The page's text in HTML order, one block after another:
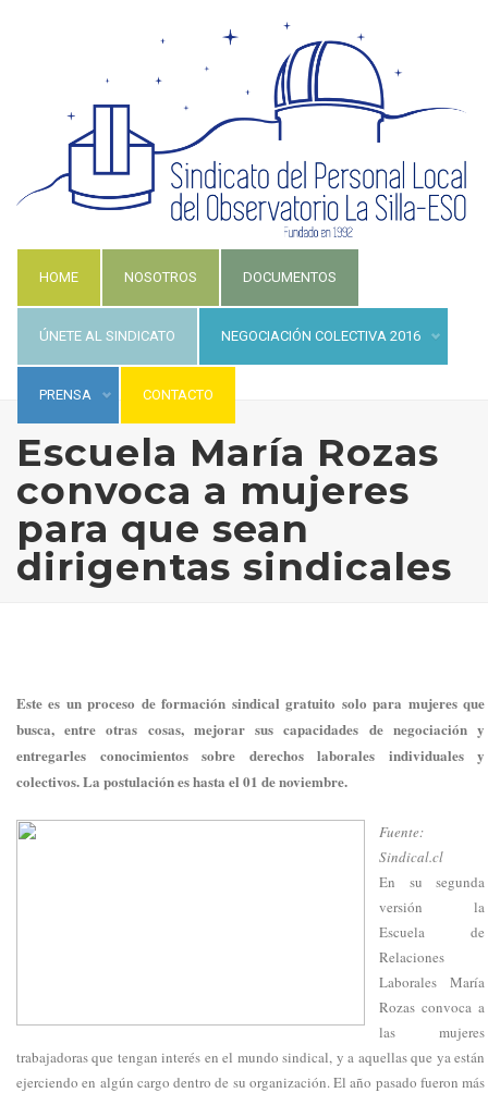
HOME NOSOTROS DOCUMENTOS
ÚNETE AL SINDICATO NEGOCIACIÓN COLECTIVA 2016
PRENSA CONTACTO
Escuela María Rozas
convoca a mujeres
para que sean
dirigentas sindicales
Este es un proceso de formación sindical gratuito solo para mujeres que
busca, entre otras cosas, mejorar sus capacidades de negociación y
entregarles conocimientos sobre derechos laborales individuales y
colectivos. La postulación es hasta el 01 de noviembre.
Fuente:
Sindical.cl
En su segunda
versión la
Escuela de
Relaciones
Laborales María
Rozas convoca a
las mujeres
trabajadoras que tengan interés en el mundo sindical, y a aquellas que ya están
ejerciendo en algún cargo dentro de su organización. El año pasado fueron más